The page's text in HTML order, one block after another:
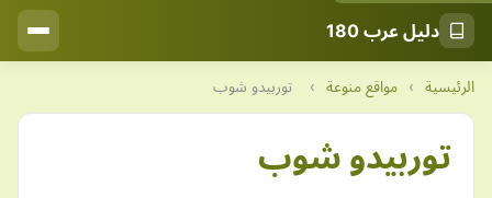
دليل عرب 180
الرئيسية › مواقع منوعة › توربيدو شوب
توربيدو شوب